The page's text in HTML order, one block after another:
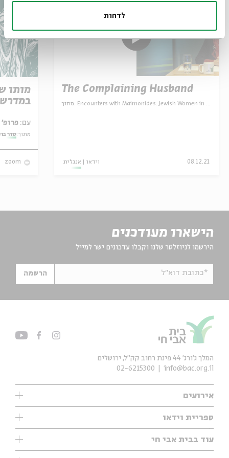
לדחות
The Complaining Husband
מתוך: Encounters with Maimonides: Jewish Women in Cairo Genizah Society
אנגלית וידאו 08.12.21
מותו
עם: פרופ' אביגדור שנאן
מתוך:סדר
zoom
הישארו מעודכנים
הירשמו לניוזלטר שלנו וקבלו עדכונים ישר למייל
*כתובת דוא"ל הרשמה
אירועים
עיון
אנגלית
ספריית וידאו
ילדים
מוזיקה
עוד בבית אבי חי
תערוכות
המלך ג'ורג' 44 פינת רחוב קק״ל, ירושלים
info@bac.org.il
02-6215300